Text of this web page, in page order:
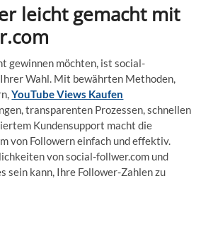
leicht gemacht mit
gewinnen möchten, ist social-
Wahl. Mit bewährten Methoden,
YouTube Views Kaufen
transparenten Prozessen, schnellen
Kundensupport macht die
von Followern einfach und effektiv.
von social-follwer.com und
sein kann, Ihre Follower-Zahlen zu